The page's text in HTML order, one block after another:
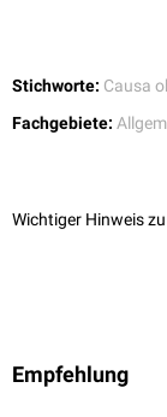
Stichworte: Causa
Fachgebiete:
Wichtiger Hinweis
Empfehlung